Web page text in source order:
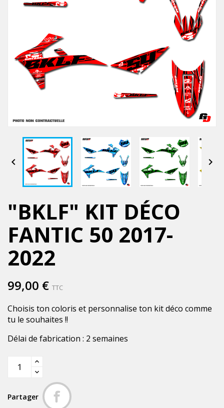
 
"BKLF" KIT DÉCO
FANTIC 50 2017-
2022
99,00 € TTC
Choisis ton coloris et personnalise ton kit déco comme
tu le souhaites !!
Délai de fabrication : 2 semaines
Partager